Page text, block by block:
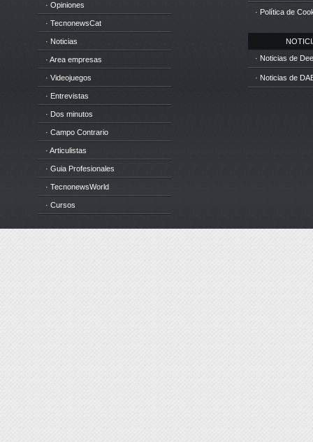
· Opiniones
· TecnonewsCat
· Noticias
· Area empresas
· Videojuegos
· Entrevistas
· Dos minutos
· Campo Contrario
· Articulistas
· Guia Profesionales
· TecnonewsWorld
· Cursos
· Política de
· Noticias de
· Noticias de